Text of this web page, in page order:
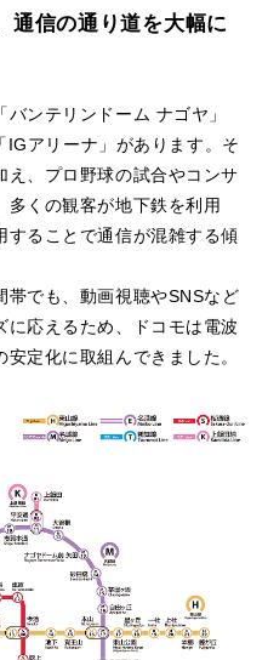
通信の通り道を大幅に
ンテリンドーム ナゴヤ」
アリーナ」があります。そ
え、プロ野球の試合やコンサ
多くの観客が地下鉄を利用
することで通信が混雑する傾
帯でも、動画視聴やSNSなど
に応えるため、ドコモは電波
定化に取組んできました。